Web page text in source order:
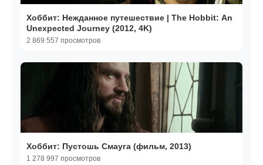
Хоббит: Нежданное путешествие | The Hobbit: An
Unexpected Journey (2012, 4K)
2 869 557 просмотров
Хоббит: Пустошь Смауга (фильм, 2013)
1 278 997 просмотров